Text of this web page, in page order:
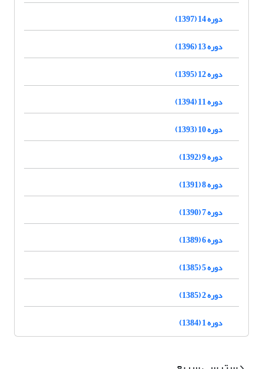
دوره 14 (1397)
دوره 13 (1396)
دوره 12 (1395)
دوره 11 (1394)
دوره 10 (1393)
دوره 9 (1392)
دوره 8 (1391)
دوره 7 (1390)
دوره 6 (1389)
دوره 5 (1385)
دوره 2 (1385)
دوره 1 (1384)